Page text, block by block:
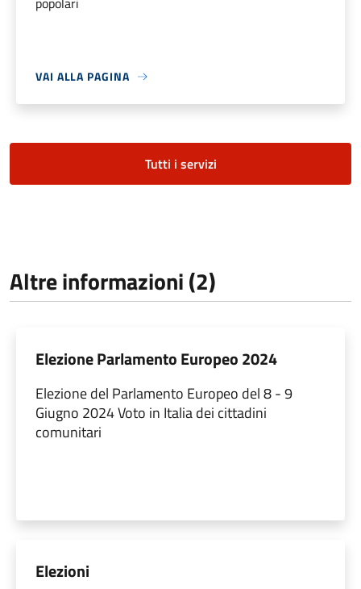
VAI ALLA PAGINA
Tutti i servizi
Altre informazioni (2)
Elezione Parlamento Europeo 2024
Elezione del Parlamento Europeo del 8 - 9
Giugno 2024 Voto in Italia dei cittadini
comunitari
Elezioni